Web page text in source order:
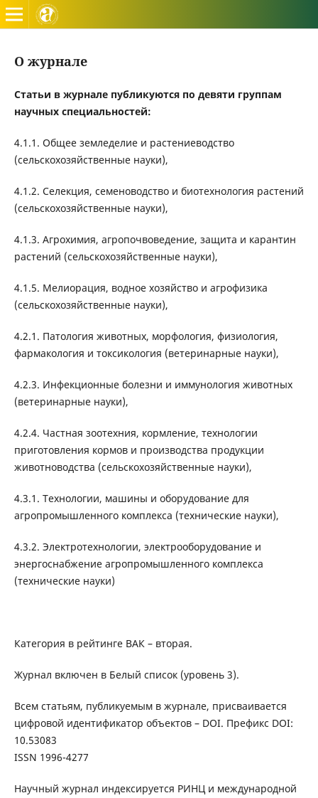
О журнале
Статьи в журнале публикуются по девяти группам
научных специальностей:
4.1.1. Общее земледелие и растениеводство
(сельскохозяйственные науки),
4.1.2. Селекция, семеноводство и биотехнология растений
(сельскохозяйственные науки),
4.1.3. Агрохимия, агропочвоведение, защита и карантин
растений (сельскохозяйственные науки),
4.1.5. Мелиорация, водное хозяйство и агрофизика
(сельскохозяйственные науки),
4.2.1. Патология животных, морфология, физиология,
фармакология и токсикология (ветеринарные науки),
4.2.3. Инфекционные болезни и иммунология животных
(ветеринарные науки),
4.2.4. Частная зоотехния, кормление, технологии
приготовления кормов и производства продукции
животноводства (сельскохозяйственные науки),
4.3.1. Технологии, машины и оборудование для
агропромышленного комплекса (технические науки),
4.3.2. Электротехнологии, электрооборудование и
энергоснабжение агропромышленного комплекса
(технические науки)
Категория в рейтинге ВАК – вторая.
Журнал включен в Белый список (уровень 3).
Всем статьям, публикуемым в журнале, присваивается
цифровой идентификатор объектов – DOI. Префикс DOI:
10.53083
ISSN 1996-4277
Научный журнал индексируется РИНЦ и международной